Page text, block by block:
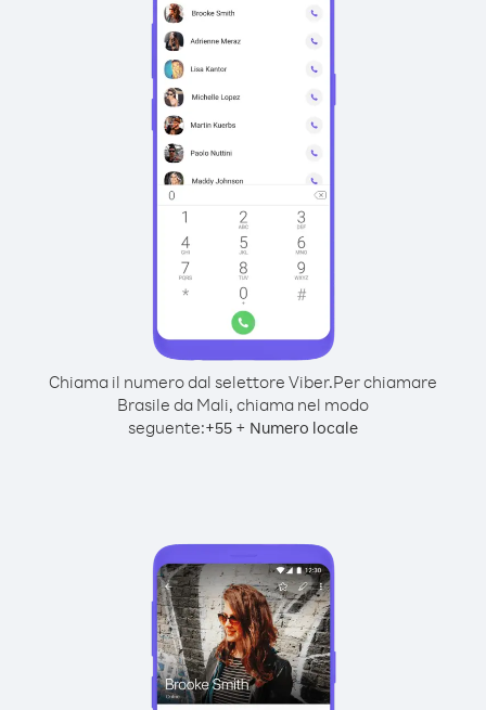
Chiama il numero dal selettore Viber.Per chiamare
Brasile da Mali, chiama nel modo
seguente:+55 + Numero locale